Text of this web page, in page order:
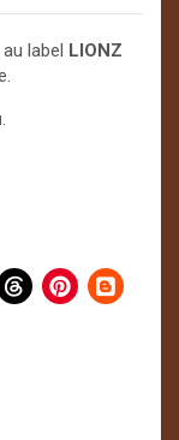
label LIONZ
.